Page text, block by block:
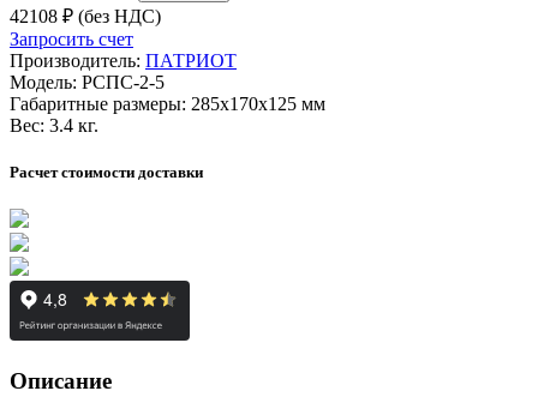
42108 ₽ (без НДС)
Запросить счет
Производитель: ПАТРИОТ
Модель: РСПС-2-5
Габаритные размеры: 285х170х125 мм
Вес: 3.4 кг.
Расчет стоимости доставки
Описание